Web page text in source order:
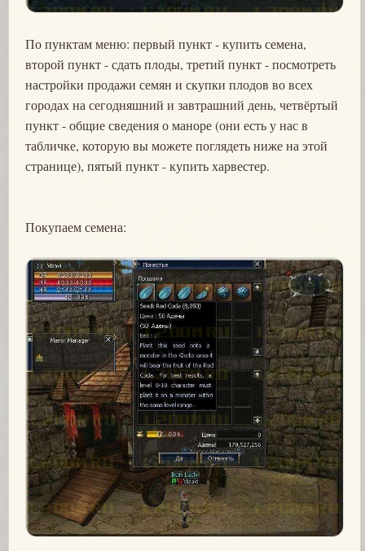
По пунктам меню: первый пункт - купить семена,
второй пункт - сдать плоды, третий пункт - посмотреть
настройки продажи семян и скупки плодов во всех
городах на сегодняшний и завтрашний день, четвёртый
пункт - общие сведения о маноре (они есть у нас в
табличке, которую вы можете поглядеть ниже на этой
странице), пятый пункт - купить харвестер.
Покупаем семена: